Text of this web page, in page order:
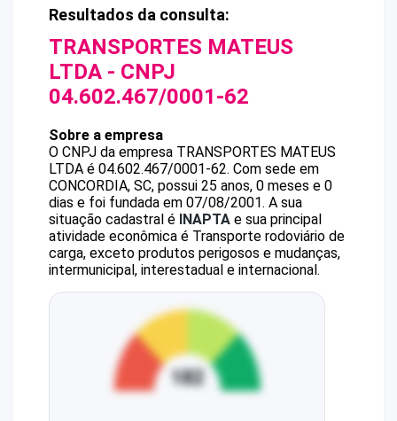
Resultados da consulta:
TRANSPORTES MATEUS
LTDA - CNPJ
04.602.467/0001-62
Sobre a empresa
O CNPJ da empresa TRANSPORTES MATEUS
LTDA é 04.602.467/0001-62. Com sede em
CONCORDIA, SC, possui 25 anos, 0 meses e 0
dias e foi fundada em 07/08/2001. A sua
situação cadastral é INAPTA e sua principal
atividade econômica é Transporte rodoviário de
carga, exceto produtos perigosos e mudanças,
intermunicipal, interestadual e internacional.